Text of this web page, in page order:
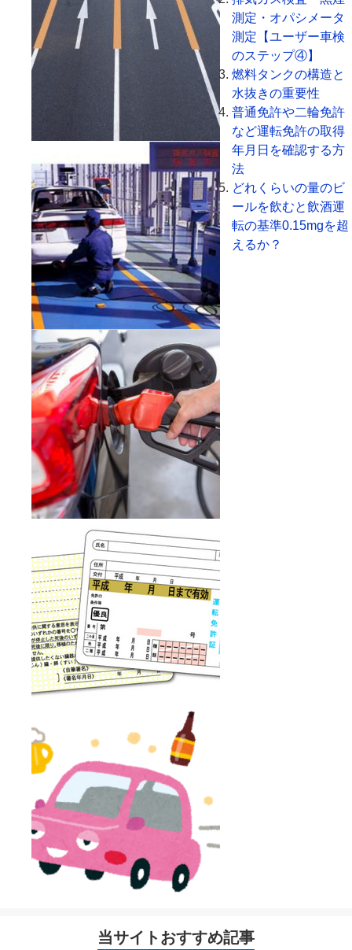
測定・オパシメータ
測定【ユーザー車検
のステップ④】
燃料タンクの構造と
水抜きの重要性
普通免許や二輪免許
など運転免許の取得
年月日を確認する方
法
どれくらいの量のビ
ールを飲むと飲酒運
転の基準0.15mgを超
えるか？
当サイトおすすめ記事